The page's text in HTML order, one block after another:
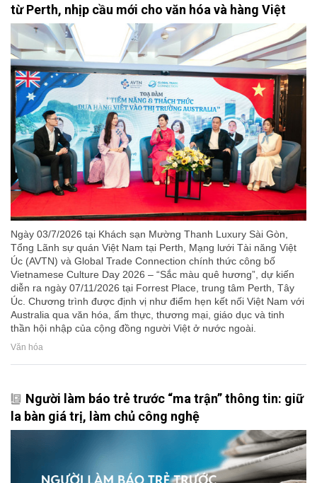
từ Perth, nhịp cầu mới cho văn hóa và hàng Việt
Ngày 03/7/2026 tại Khách sạn Mường Thanh Luxury Sài Gòn,
Tổng Lãnh sự quán Việt Nam tại Perth, Mạng lưới Tài năng Việt
Úc (AVTN) và Global Trade Connection chính thức công bố
Vietnamese Culture Day 2026 – “Sắc màu quê hương”, dự kiến
diễn ra ngày 07/11/2026 tại Forrest Place, trung tâm Perth, Tây
Úc. Chương trình được định vị như điểm hẹn kết nối Việt Nam với
Australia qua văn hóa, ẩm thực, thương mại, giáo dục và tinh
thần hội nhập của cộng đồng người Việt ở nước ngoài.
Văn hóa
Người làm báo trẻ trước “ma trận” thông tin: giữ
la bàn giá trị, làm chủ công nghệ